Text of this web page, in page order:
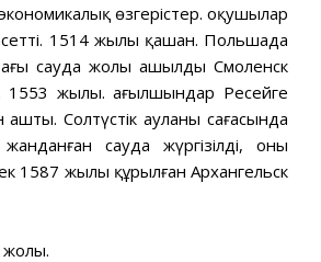
өзгерістер. оқушылар
1514 жылы қашан. Польшада
сауда жолы ашылды Смоленск
1553 жылы. ағылшындар Ресейге
ашты. Солтүстік ауланың сағасында
сауда жүргізілді, оның
1587 жылы құрылған Архангельск
жолы.